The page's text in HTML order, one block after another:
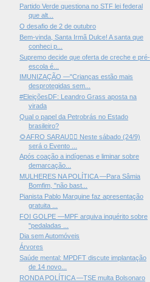
Partido Verde questiona no STF lei federal
que alt...
O desafio de 2 de outubro
Bem-vinda, Santa Irmã Dulce! A santa que
conheci p...
Supremo decide que oferta de creche e pré-
escola é...
IMUNIZAÇÃO —"Crianças estão mais
desprotegidas sem...
#EleiçõesDF: Leandro Grass aposta na
virada
Qual o papel da Petrobrás no Estado
brasileiro?
🌻AFRO SARAU✊🏽 Neste sábado (24/9)
será o Evento ...
Após coação a indígenas e liminar sobre
demarcação...
MULHERES NA POLÍTICA —Para Sâmia
Bomfim, "não bast...
Pianista Pablo Marquine faz apresentação
gratuita ...
FOI GOLPE —MPF arquiva inquérito sobre
"pedaladas ...
Dia sem Automóveis
Árvores
Saúde mental: MPDFT discute implantação
de 14 novo...
RONDA POLÍTICA —TSE multa Bolsonaro